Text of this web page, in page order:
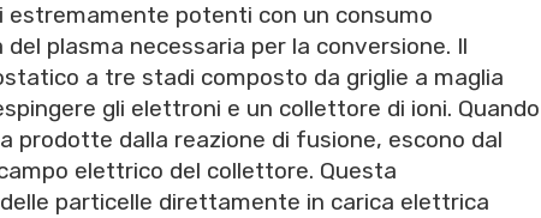
potenti con un consumo
plasma necessaria per la conversione. Il
a tre stadi composto da griglie a maglia
gli elettroni e un collettore di ioni. Quando
prodotte dalla reazione di fusione, escono dal
elettrico del collettore. Questa
particelle direttamente in carica elettrica